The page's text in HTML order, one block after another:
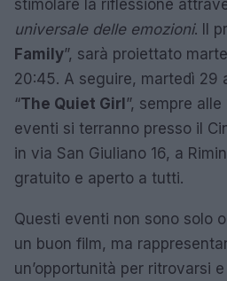
stimolare la riflessione
universale delle emozioni. Il
Family”, sarà proiettato
20:45. A seguire, martedì 29
“The Quiet Girl”, sempre
eventi si terranno presso il
in via San Giuliano 16, a
gratuito e aperto a tutti.
Questi eventi non sono solo
un buon film, ma
un’opportunità per ritrovarsi